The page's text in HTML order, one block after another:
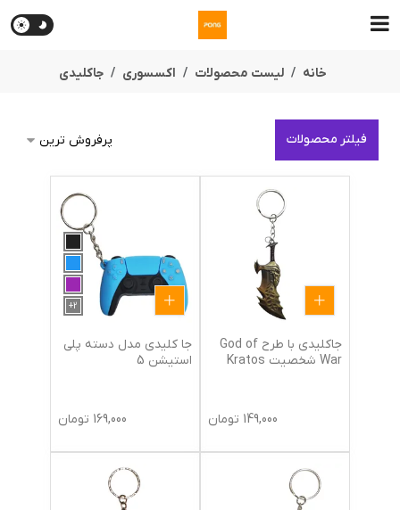
خانه لیست محصولات اکسسوری جاکلیدی
فیلتر محصولات
جاکلیدی با طرح God of
War شخصیت Kratos
149,000 تومان
2
+
جا کلیدی مدل دسته پلی
استیشن 5
169,000 تومان